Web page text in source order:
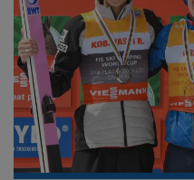
R.Kobayasy - S.Kraft -